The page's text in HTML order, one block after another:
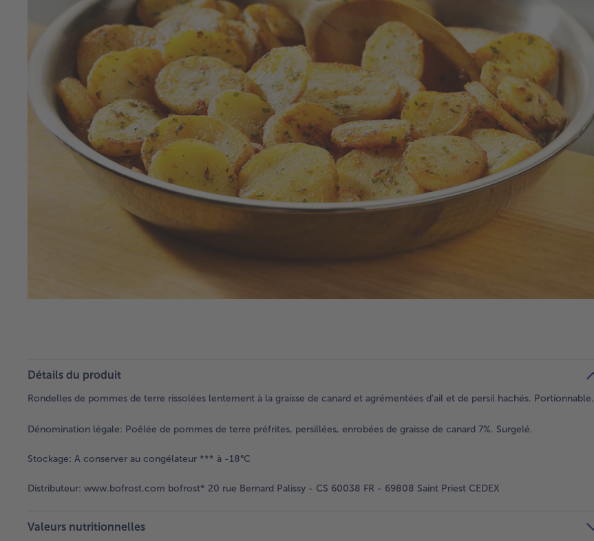
Détails du produit
Rondelles de pommes de terre rissolées lentement à la graisse de canard et agrémentées d'ail et de persil hachés. Portionnable.
Dénomination légale: Poêlée de pommes de terre préfrites, persillées, enrobées de graisse de canard 7%. Surgelé.
Stockage: A conserver au congélateur *** à -18°C
Distributeur: www.bofrost.com bofrost* 20 rue Bernard Palissy - CS 60038 FR - 69808 Saint Priest CEDEX
Valeurs nutritionnelles